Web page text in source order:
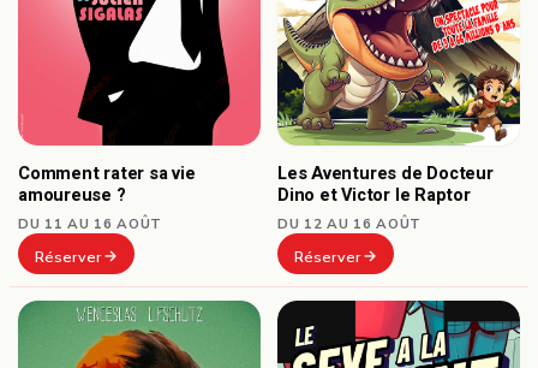
Comment rater sa vie
amoureuse ?
DU 11 AU 16 AOÛT
Réserver
Les Aventures de Docteur
Dino et Victor le Raptor
DU 12 AU 16 AOÛT
Réserver